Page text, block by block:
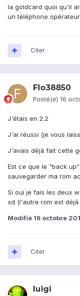
la goldcard quoi qu'il
un téléphone
Citer
Flo38850
Posté(e) 16
J'étais en 2.2
J'ai réussi (je vous
J'avais déjà fait cette
Est ce que le "back
sauvegarder ma rom
Si oui je fais les deux
sd (l'autre rom est déjà
Modifié 16 octobre
Citer
luigi